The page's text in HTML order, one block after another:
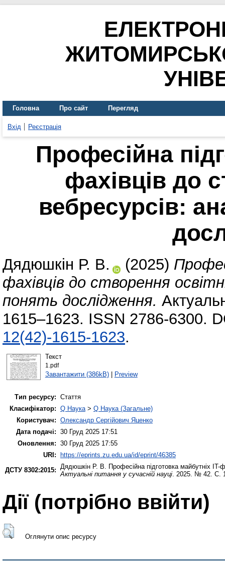
Головна Про сайт Перегляд
Вхід Реєстрація
Професійна
фахівців до
вебресурсів:
Дядюшкін Р. В. (2025)
фахівців до створення
понять дослідження.
1615–1623. ISSN 2786-6300.
12(42)-1615-1623.
Текст
1.pdf
Завантажити (386kB)| Preview
Тип ресурсу: Стаття
Класифікатор: Q Наука> Q Наука (Загальне)
Користувач: Олександр Сергійович Яценко
Дата подачі: 30 Груд 2025 17:51
Оновлення: 30 Груд 2025 17:55
URI:
https://eprints.zu.edu.ua/id/eprint/46385
ДСТУ 8302:2015: Дядюшкін Р. В. Професійна підготовка майбутніх IT-
Актуальні питання у сучасній науці. 2025. № 42. С.
Дії ​​(потрібно ввійти)
Оглянути опис ресурсу